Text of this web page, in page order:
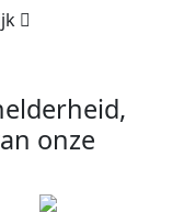
onze